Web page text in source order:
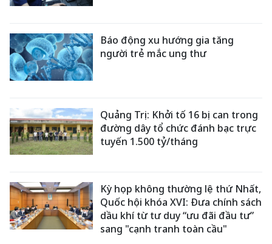
Báo động xu hướng gia tăng
người trẻ mắc ung thư
Quảng Trị: Khởi tố 16 bị can trong
đường dây tổ chức đánh bạc trực
tuyến 1.500 tỷ/tháng
Kỳ họp không thường lệ thứ Nhất,
Quốc hội khóa XVI: Đưa chính sách
dầu khí từ tư duy “ưu đãi đầu tư”
sang "cạnh tranh toàn cầu"